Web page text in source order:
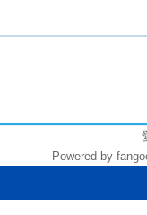
Powered by